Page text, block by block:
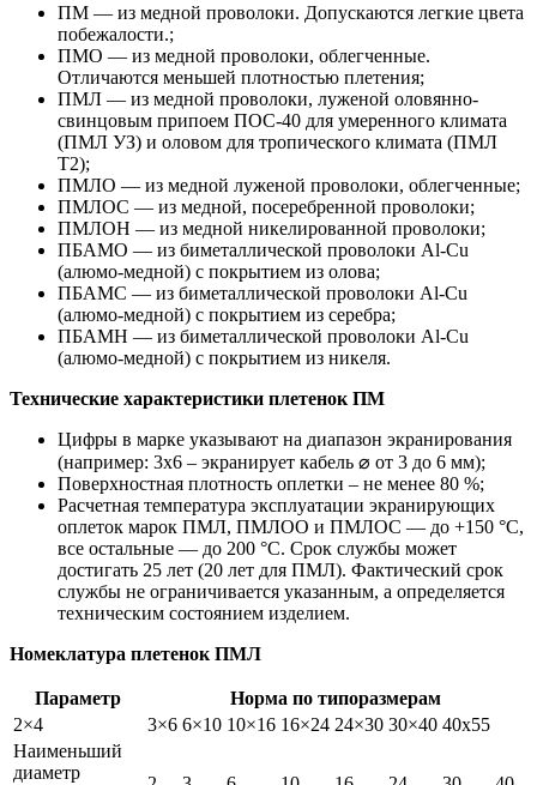
ПМ — из медной проволоки. Допускаются легкие цвета
побежалости.;
ПМО — из медной проволоки, облегченные.
Отличаются меньшей плотностью плетения;
ПМЛ — из медной проволоки, луженой оловянно-
свинцовым припоем ПОС-40 для умеренного климата
(ПМЛ УЗ) и оловом для тропического климата (ПМЛ
Т2);
ПМЛО — из медной луженой проволоки, облегченные;
ПМЛОС — из медной, посеребренной проволоки;
ПМЛОН — из медной никелированной проволоки;
ПБАМО — из биметаллической проволоки Al-Cu
(алюмо-медной) с покрытием из олова;
ПБАМС — из биметаллической проволоки Al-Cu
(алюмо-медной) с покрытием из серебра;
ПБАМН — из биметаллической проволоки Al-Cu
(алюмо-медной) с покрытием из никеля.
Технические характеристики плетенок ПМ
Цифры в марке указывают на диапазон экранирования
(например: 3х6 – экранирует кабель ⌀ от 3 до 6 мм);
Поверхностная плотность оплетки – не менее 80 %;
Расчетная температура эксплуатации экранирующих
оплеток марок ПМЛ, ПМЛОО и ПМЛОС — до +150 °С,
все остальные — до 200 °С. Срок службы может
достигать 25 лет (20 лет для ПМЛ). Фактический срок
службы не ограничивается указанным, а определяется
техническим состоянием изделием.
Номеклатура плетенок ПМЛ
Параметр
Норма по типоразмерам
2×4
3×6 6×10 10×16 16×24 24×30 30×40 40х55
Наименьший
диаметр